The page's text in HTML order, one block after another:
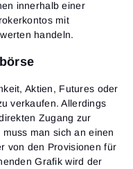
innerhalb einer
mit
handeln.
Aktien, Futures oder
verkaufen. Allerdings
Zugang zur
man sich an einen
von den Provisionen für
Grafik wird der